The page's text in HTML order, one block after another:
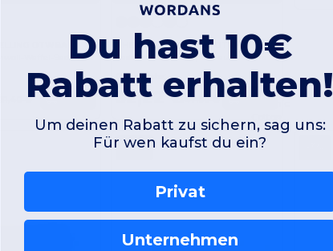
OTWBA
Luxuriöser Baumwoll-Waffel-Bademantel für Wohlfühlmomente
31,40 € Kaufen
THE ONE TOWELLING OTVHBA
Bademantel mit Kapuze aus Velours
Günstigste:
32,22 € 47,80 € Kaufen
-25%
Du hast 10€
Rabatt erhalten!
Um deinen Rabatt zu sichern, sag uns:
Für wen kaufst du ein?
Privat
Unternehmen